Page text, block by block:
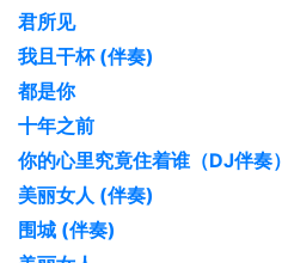
君所见
我且干杯 (伴奏)
都是你
十年之前
你的心里究竟住着谁（DJ伴奏）
美丽女人 (伴奏)
围城 (伴奏)